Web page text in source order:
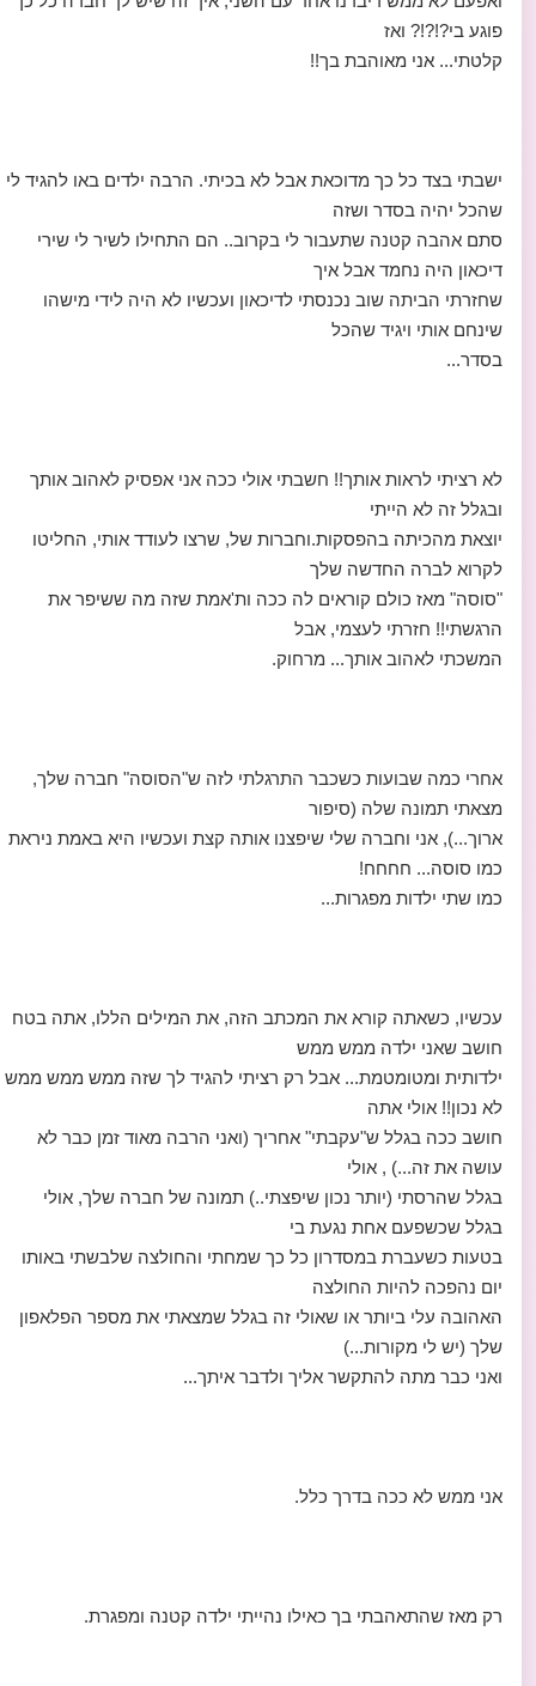
פוגע בי?!?!? ואז
קלטתי... אני מאוהבת בך!!
ישבתי בצד כל כך מדוכאת אבל לא בכיתי. הרבה ילדים באו להגיד לי
שהכל יהיה בסדר ושזה
סתם אהבה קטנה שתעבור לי בקרוב.. הם התחילו לשיר לי שירי
דיכאון היה נחמד אבל איך
שחזרתי הביתה שוב נכנסתי לדיכאון ועכשיו לא היה לידי מישהו
שינחם אותי ויגיד שהכל
בסדר...
לא רציתי לראות אותך!! חשבתי אולי ככה אני אפסיק לאהוב אותך
ובגלל זה לא הייתי
יוצאת מהכיתה בהפסקות.וחברות של, שרצו לעודד אותי, החליטו
לקרוא לברה החדשה שלך
"סוסה" מאז כולם קוראים לה ככה ות'אמת שזה מה ששיפר את
הרגשתי!! חזרתי לעצמי, אבל
המשכתי לאהוב אותך... מרחוק.
אחרי כמה שבועות כשכבר התרגלתי לזה ש"הסוסה" חברה שלך,
מצאתי תמונה שלה (סיפור
ארוך...), אני וחברה שלי שיפצנו אותה קצת ועכשיו היא באמת ניראת
כמו סוסה... חחחח!
כמו שתי ילדות מפגרות...
עכשיו, כשאתה קורא את המכתב הזה, את המילים הללו, אתה בטח
חושב שאני ילדה ממש ממש
ילדותית ומטומטמת... אבל רק רציתי להגיד לך שזה ממש ממש ממש
לא נכון!! אולי אתה
חושב ככה בגלל ש"עקבתי" אחריך (ואני הרבה מאוד זמן כבר לא
עושה את זה...) , אולי
בגלל שהרסתי (יותר נכון שיפצתי..) תמונה של חברה שלך, אולי
בגלל שכשפעם אחת נגעת בי
בטעות כשעברת במסדרון כל כך שמחתי והחולצה שלבשתי באותו
יום נהפכה להיות החולצה
האהובה עלי ביותר או שאולי זה בגלל שמצאתי את מספר הפלאפון
שלך (יש לי מקורות...)
ואני כבר מתה להתקשר אליך ולדבר איתך...
אני ממש לא ככה בדרך כלל.
רק מאז שהתאהבתי בך כאילו נהייתי ילדה קטנה ומפגרת.